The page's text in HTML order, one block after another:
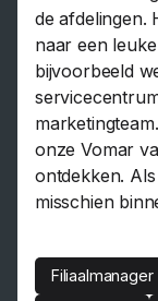
de afdelingen.
naar een
bijvoorbeeld
onze Vomar
ontdekken.
misschien
Filiaalmanager